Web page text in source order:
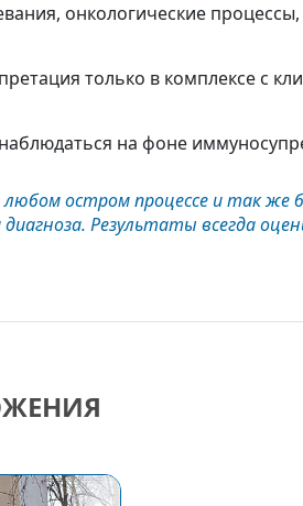
онкологические
только в комплексе с
на фоне
остром процессе и так
Результаты всегда